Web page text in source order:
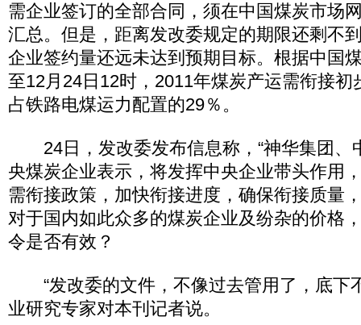
需企业签订的全部合同，须在中国煤炭市场
汇总。但是，距离发改委规定的期限还剩不
企业签约量还远未达到预期目标。根据中国
至12月24日12时，2011年煤炭产运需衔接初
占铁路电煤运力配置的29％。
24日，发改委发布信息称，“神华集团、
央煤炭企业表示，将发挥中央企业带头作用
需衔接政策，加快衔接进度，确保衔接质量
对于国内如此众多的煤炭企业及纷杂的价格
令是否有效？
“发改委的文件，不像过去管用了，底下
业研究专家对本刊记者说。